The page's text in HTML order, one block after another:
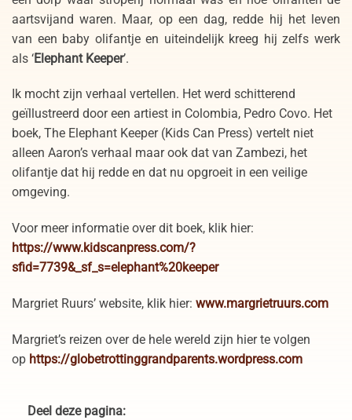
aartsvijand waren. Maar, op een dag, redde hij het leven
van een baby olifantje en uiteindelijk kreeg hij zelfs werk
als ‘Elephant Keeper’.
Ik mocht zijn verhaal vertellen. Het werd schitterend
geïllustreerd door een artiest in Colombia, Pedro Covo. Het
boek, The Elephant Keeper (Kids Can Press) vertelt niet
alleen Aaron’s verhaal maar ook dat van Zambezi, het
olifantje dat hij redde en dat nu opgroeit in een veilige
omgeving.
Voor meer informatie over dit boek, klik hier:
https://www.kidscanpress.com/?
sfid=7739&_sf_s=elephant%20keeper
Margriet Ruurs’ website, klik hier: www.margrietruurs.com
Margriet’s reizen over de hele wereld zijn hier te volgen
op https://globetrottinggrandparents.wordpress.com
Deel deze pagina: